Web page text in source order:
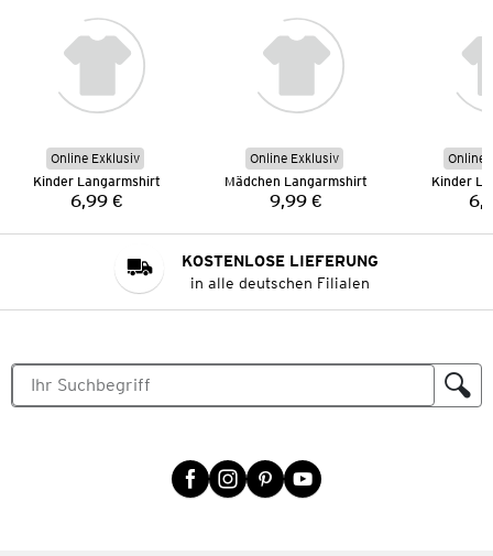
Online Exklusiv
Kinder Langarmshirt
Preis:
6,99 €
Online Exklusiv
Mädchen Langarmshirt
Preis:
9,99 €
Online
Kinder
KOSTENLOSE LIEFERUNG
in alle deutschen Filialen